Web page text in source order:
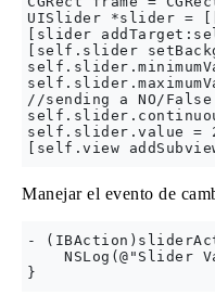
UISlider *slider =
[slider
[self.slider
//sending a NO/
self.slider.value =
Manejar el evento de
-
NSLog(@"Slider